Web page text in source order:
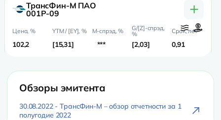
ТрансФин-М ПАО
001P-09
+
102,2 15,31 *** 2,03 0,91
Обзоры эмитента
30.08.2022 - ТрансФин-М – обзор отчетности за 1
полугодие 2022